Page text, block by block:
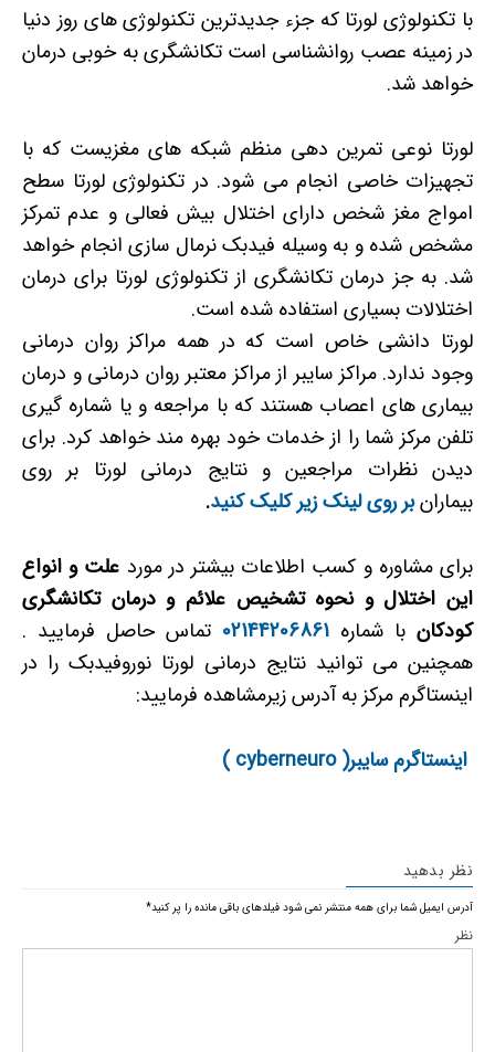
با تکنولوژی لورتا که جزء جدیدترین تکنولوژی های روز دنیا
در زمینه عصب روانشناسی است تکانشگری به خوبی درمان
خواهد شد.
لورتا نوعی تمرین دهی منظم شبکه های مغزیست که با
تجهیزات خاصی انجام می شود. در تکنولوژی لورتا سطح
امواج مغز شخص دارای اختلال بیش فعالی و عدم تمرکز
مشخص شده و به وسیله فیدبک نرمال سازی انجام خواهد
شد. به جز درمان تکانشگری از تکنولوژی لورتا برای درمان
اختلالات بسیاری استفاده شده است.
لورتا دانشی خاص است که در همه مراکز روان درمانی
وجود ندارد. مراکز سایبر از مراکز معتبر روان درمانی و درمان
بیماری های اعصاب هستند که با مراجعه و یا شماره گیری
تلفن مرکز شما را از خدمات خود بهره مند خواهد کرد. برای
دیدن نظرات مراجعین و نتایج درمانی لورتا بر روی
بیمارانبر روی لینک زیر کلیک کنید.
برای مشاوره و کسب اطلاعات بیشتر در مورد علت و انواع
این اختلال و نحوه تشخیص علائم و درمان تکانشگری
کودکان با شماره 02144206861 تماس حاصل فرمایید .
همچنین می توانید نتایج درمانی لورتا نوروفیدبک را در
اینستاگرم مرکز به آدرس زیرمشاهده فرمایید:
اینستاگرم سایبر( cyberneuro )
نظر بدهید
آدرس ایمیل شما برای همه منتشر نمی شود فیلدهای باقی مانده را پر کنید*
نظر